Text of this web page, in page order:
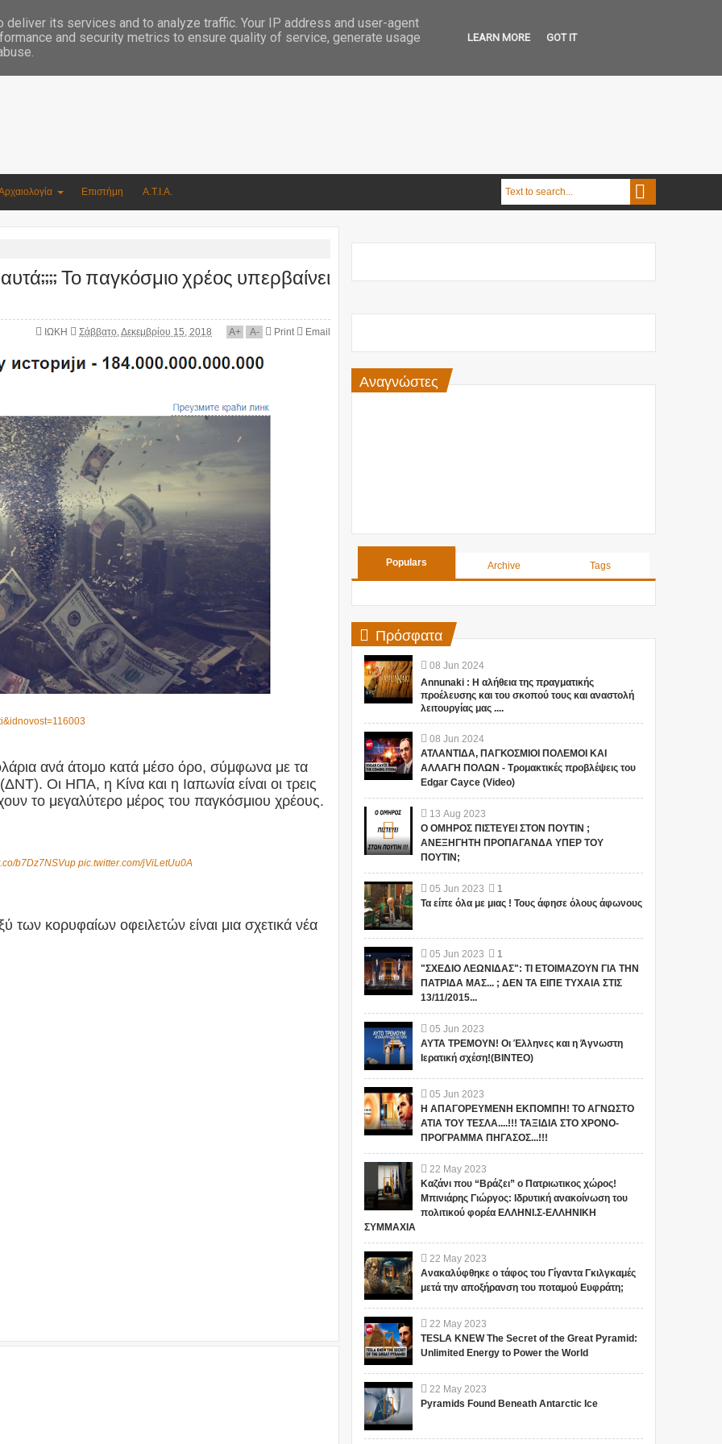
Επιστήμη Α.Τ.Ι.Α.
Το παγκόσμιο χρέος υπερβαίνει
ΙΩΚΗ Σάββατο, Δεκεμβρίου 15, 2018 A+ A- Print Email
ανά άτομο κατά μέσο όρο, σύμφωνα με τα
Οι ΗΠΑ, η Κίνα και η Ιαπωνία είναι οι τρεις
το μεγαλύτερο μέρος του παγκόσμιου χρέους.
b7Dz7NSVup pic.twitter.com/jViLetUu0A
των κορυφαίων οφειλετών είναι μια σχετικά νέα
Αναγνώστες
Populars Archive Tags
Πρόσφατα
08 Jun 2024
Annunaki : Η αλήθεια της πραγματικής
προέλευσης και του σκοπού τους και αναστολή
λειτουργίας μας ....
08 Jun 2024
ΑΤΛΑΝΤΙΔΑ, ΠΑΓΚΟΣΜΙΟΙ ΠΟΛΕΜΟΙ ΚΑΙ
ΑΛΛΑΓΗ ΠΟΛΩΝ - Τρομακτικές προβλέψεις του
Edgar Cayce (Video)
13 Aug 2023
Ο ΟΜΗΡΟΣ ΠΙΣΤΕΥΕΙ ΣΤΟΝ ΠΟΥΤΙΝ ;
ΑΝΕΞΗΓΗΤΗ ΠΡΟΠΑΓΑΝΔΑ ΥΠΕΡ ΤΟΥ
ΠΟΥΤΙΝ;
05 Jun 2023
1
Τα είπε όλα με μιας ! Τους άφησε όλους άφωνους
05 Jun 2023
1
"ΣΧΕΔΙΟ ΛΕΩΝΙΔΑΣ": ΤΙ ΕΤΟΙΜΑΖΟΥΝ ΓΙΑ ΤΗΝ
ΠΑΤΡΙΔΑ ΜΑΣ... ; ΔΕΝ ΤΑ ΕΙΠΕ ΤΥΧΑΙΑ ΣΤΙΣ
13/11/2015...
05 Jun 2023
ΑΥΤΑ ΤΡΕΜΟΥΝ! Οι Έλληνες και η Άγνωστη
Ιερατική σχέση!(ΒΙΝΤΕΟ)
05 Jun 2023
Η ΑΠΑΓΟΡΕΥΜΕΝΗ ΕΚΠΟΜΠΗ! ΤΟ ΑΓΝΩΣΤΟ
ΑΤΙΑ ΤΟΥ ΤΕΣΛΑ....!!! ΤΑΞΙΔΙΑ ΣΤΟ ΧΡΟΝΟ-
ΠΡΟΓΡΑΜΜΑ ΠΗΓΑΣΟΣ...!!!
22 May 2023
Καζάνι που “Βράζει” ο Πατριωτικος χώρος!
Μπινιάρης Γιώργος: Ιδρυτική ανακοίνωση του
πολιτικού φορέα ΕΛΛΗΝΙ.Σ-ΕΛΛΗΝΙΚΗ
ΣΥΜΜΑΧΙΑ
22 May 2023
Ανακαλύφθηκε ο τάφος του Γίγαντα Γκιλγκαμές
μετά την αποξήρανση του ποταμού Ευφράτη;
22 May 2023
TESLA KNEW The Secret of the Great Pyramid:
Unlimited Energy to Power the World
22 May 2023
Pyramids Found Beneath Antarctic Ice
its services and to analyze traffic. Your IP address and user-agent
and security metrics to ensure quality of service, generate usage
LEARN MORE GOT IT